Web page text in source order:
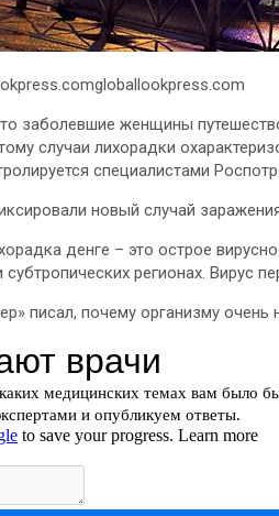
заболевшие женщины
случаи лихорадки
специалистами
новый случай
денге – это острое
субтропических регионах. Вирус
писал, почему организму очень